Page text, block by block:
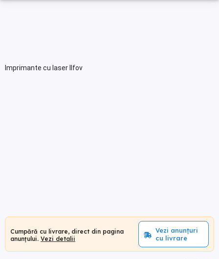
Imprimante cu laser Ilfov
Cumpără cu livrare, direct din pagina
anunțului. Vezi detalii
Vezi anunțuri
cu livrare